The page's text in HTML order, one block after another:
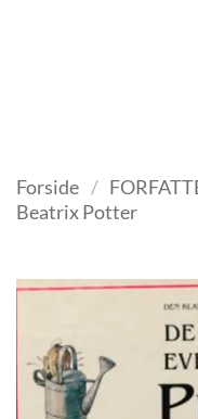
Forside /
Beatrix Potter